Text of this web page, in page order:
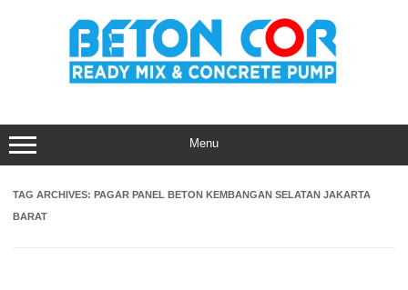
Menu
TAG ARCHIVES: PAGAR PANEL BETON KEMBANGAN SELATAN JAKARTA
BARAT